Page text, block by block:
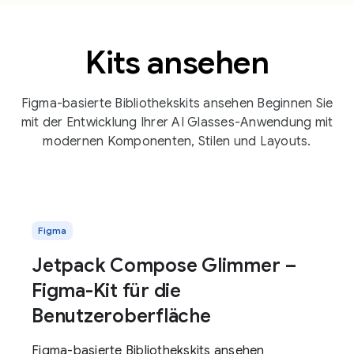
Kits ansehen
Figma-basierte Bibliothekskits ansehen Beginnen Sie
mit der Entwicklung Ihrer AI Glasses-Anwendung mit
modernen Komponenten, Stilen und Layouts.
Figma
Jetpack Compose Glimmer –
Figma-Kit für die
Benutzeroberfläche
Figma-basierte Bibliothekskits ansehen